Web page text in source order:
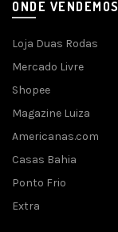
ONDE VENDEMOS
Loja Duas Rodas
Mercado Livre
Shopee
Magazine Luiza
Americanas.com
Casas Bahia
Ponto Frio
Extra